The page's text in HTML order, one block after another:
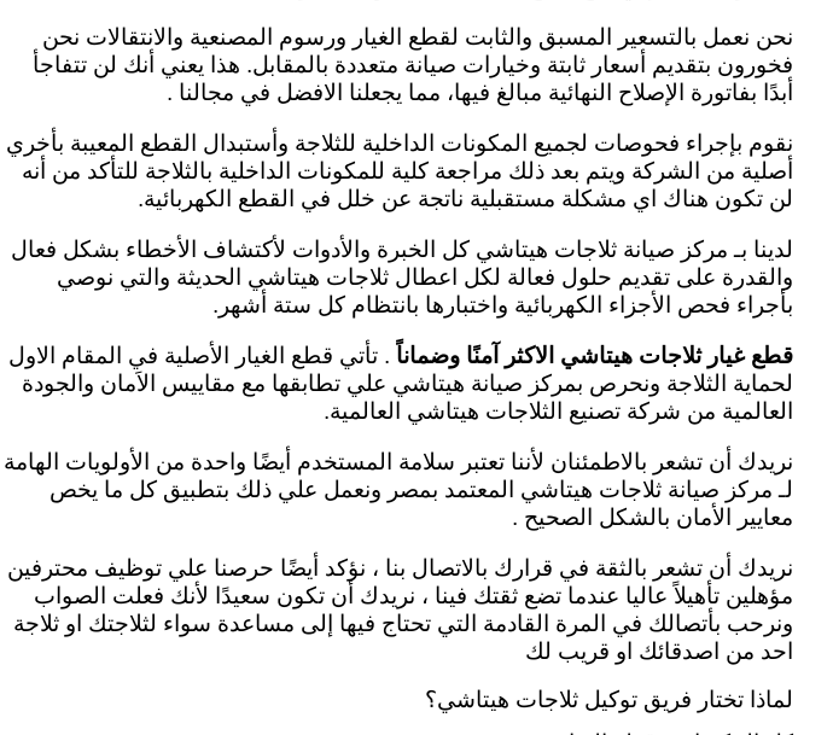
نحن نعمل بالتسعير المسبق والثابت لقطع الغيار ورسوم المصنعية والانتقالات نحن
فخورون بتقديم أسعار ثابتة وخيارات صيانة متعددة بالمقابل. هذا يعني أنك لن تتفاجأ
أبدًا بفاتورة الإصلاح النهائية مبالغ فيها، مما يجعلنا الافضل في مجالنا .
نقوم بإجراء فحوصات لجميع المكونات الداخلية للثلاجة وأستبدال القطع المعيبة بأخري
أصلية من الشركة ويتم بعد ذلك مراجعة كلية للمكونات الداخلية بالثلاجة للتأكد من أنه
لن تكون هناك اي مشكلة مستقبلية ناتجة عن خلل في القطع الكهربائية.
لدينا بـ مركز صيانة ثلاجات هيتاشي كل الخبرة والأدوات لأكتشاف الأخطاء بشكل فعال
والقدرة على تقديم حلول فعالة لكل اعطال ثلاجات هيتاشي الحديثة والتي نوصي
بأجراء فحص الأجزاء الكهربائية واختبارها بانتظام كل ستة أشهر.
قطع غيار ثلاجات هيتاشي الاكثر آمنًا وضماناً . تأتي قطع الغيار الأصلية في المقام الاول
لحماية الثلاجة ونحرص بمركز صيانة هيتاشي علي تطابقها مع مقاييس الاَمان والجودة
العالمية من شركة تصنيع الثلاجات هيتاشي العالمية.
نريدك أن تشعر بالاطمئنان لأننا تعتبر سلامة المستخدم أيضًا واحدة من الأولويات الهامة
لـ مركز صيانة ثلاجات هيتاشي المعتمد بمصر ونعمل علي ذلك بتطبيق كل ما يخص
معايير الأمان بالشكل الصحيح .
نريدك أن تشعر بالثقة في قرارك بالاتصال بنا ، نؤكد أيضًا حرصنا علي توظيف محترفين
مؤهلين تأهيلاً عاليا عندما تضع ثقتك فينا ، نريدك أن تكون سعيدًا لأنك فعلت الصواب
ونرحب بأتصالك في المرة القادمة التي تحتاج فيها إلى مساعدة سواء لثلاجتك او ثلاجة
احد من اصدقائك او قريب لك
لماذا تختار فريق توكيل ثلاجات هيتاشي؟